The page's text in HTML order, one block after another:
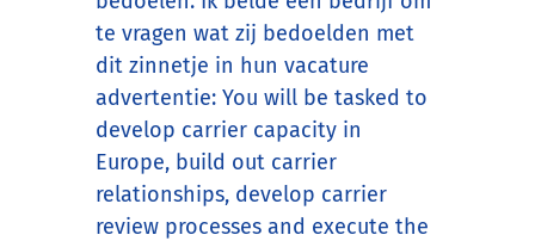
te vragen wat zij bedoelden met
dit zinnetje in hun vacature
advertentie: You will be tasked to
develop carrier capacity in
Europe, build out carrier
relationships, develop carrier
review processes and execute the